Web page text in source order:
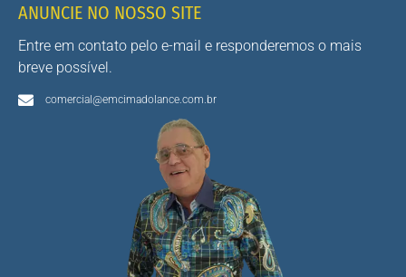
ANUNCIE NO NOSSO SITE
Entre em contato pelo e-mail e responderemos o mais
breve possível.
comercial@emcimadolance.com.br